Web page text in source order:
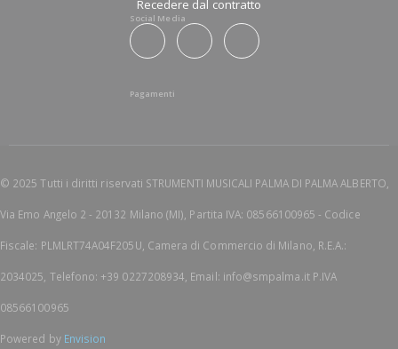
Recedere dal contratto
Social Media
Pagamenti
© 2025 Tutti i diritti riservati STRUMENTI MUSICALI PALMA DI PALMA ALBERTO,
Via Emo Angelo 2 - 20132 Milano (MI), Partita IVA: 08566100965 - Codice
Fiscale: PLMLRT74A04F205U, Camera di Commercio di Milano, R.E.A.:
2034025, Telefono: +39 0227208934, Email: info@smpalma.it P.IVA
08566100965
Powered by Envision